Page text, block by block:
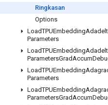
Ringkasan
Options
LoadTPUEmbedding
Parameters
LoadTPUEmbedding
ParametersGradAccum
LoadTPUEmbedding
Parameters
LoadTPUEmbedding
ParametersGradAccum